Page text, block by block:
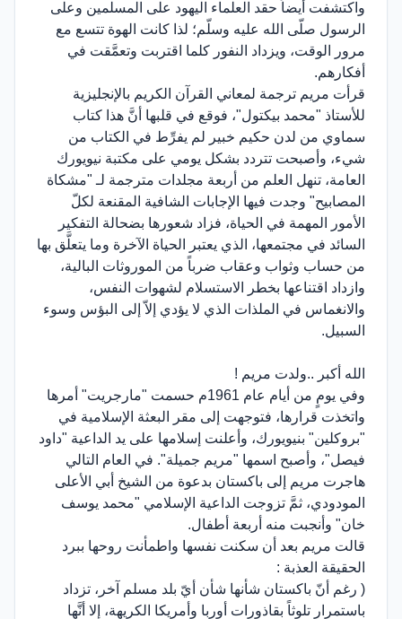
واكتشفت أيضاً حقد العلماء اليهود على المسلمين وعلى
الرسول صلّى الله عليه وسلّم؛ لذا كانت الهوة تتسع مع
مرور الوقت، ويزداد النفور كلما اقتربت وتعمَّقت في
أفكارهم.
قرأت مريم ترجمة لمعاني القرآن الكريم بالإنجليزية
للأستاذ "محمد بيكتول"، فوقع في قلبها أنَّ هذا كتاب
سماوي من لدن حكيم خبير لم يفرِّط في الكتاب من
شيء، وأصبحت تتردد بشكل يومي على مكتبة نيويورك
العامة، تنهل العلم من أربعة مجلدات مترجمة لـ "مشكاة
المصابيح" وجدت فيها الإجابات الشافية المقنعة لكلّ
الأمور المهمة في الحياة، فزاد شعورها بضحالة التفكير
السائد في مجتمعها، الذي يعتبر الحياة الآخرة وما يتعلَّق بها
من حساب وثواب وعقاب ضرباً من الموروثات البالية،
وازداد اقتناعها بخطر الاستسلام لشهوات النفس،
والانغماس في الملذات الذي لا يؤدي إلاّ إلى البؤس وسوء
السبيل.
الله أكبر ..ولدت مريم !
وفي يومٍ من أيام عام 1961م حسمت "مارجريت" أمرها
واتخذت قرارها، فتوجهت إلى مقر البعثة الإسلامية في
"بروكلين" بنيويورك، وأعلنت إسلامها على يد الداعية "داود
فيصل"، وأصبح اسمها "مريم جميلة". في العام التالي
هاجرت مريم إلى باكستان بدعوة من الشيخ أبي الأعلى
المودودي، ثمَّ تزوجت الداعية الإسلامي "محمد يوسف
خان" وأنجبت منه أربعة أطفال.
قالت مريم بعد أن سكنت نفسها واطمأنت روحها ببرد
الحقيقة العذبة :
( رغم أنّ باكستان شأنها شأن أيّ بلد مسلم آخر، تزداد
باستمرار تلوثاً بقاذورات أوربا وأمريكا الكريهة، إلا أنَّها